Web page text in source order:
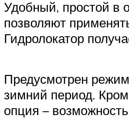
Удобный, простой в
позволяют
Гидролокатор
Предусмотрен
зимний период.
опция –